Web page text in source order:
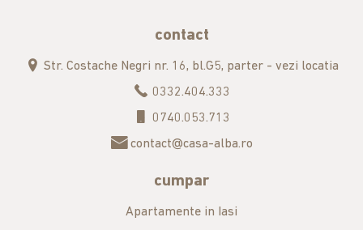
contact
Str. Costache Negri nr. 16, bl.G5, parter - vezi locatia
0332.404.333
0740.053.713
contact@casa-alba.ro
cumpar
Apartamente in Iasi